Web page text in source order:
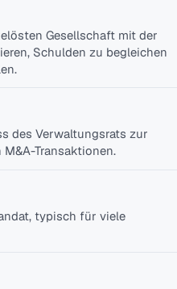
Gesellschaft mit der
Schulden zu begleichen
des Verwaltungsrats zur
Transaktionen.
typisch für viele